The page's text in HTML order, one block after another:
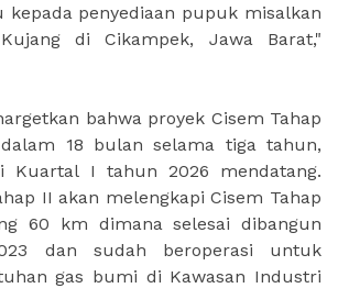
kepada penyediaan pupuk misalkan
di Cikampek, Jawa Barat,"
bahwa proyek Cisem Tahap
18 bulan selama tiga tahun,
Kuartal I tahun 2026 mendatang.
II akan melengkapi Cisem Tahap
60 km dimana selesai dibangun
dan sudah beroperasi untuk
gas bumi di Kawasan Industri